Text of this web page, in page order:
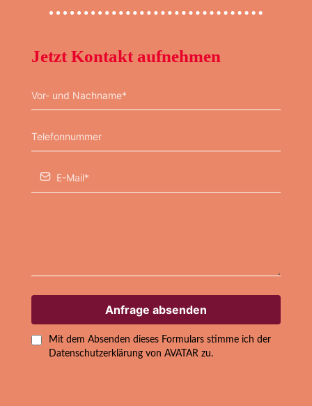
Jetzt Kontakt aufnehmen
Anfrage absenden
Mit dem Absenden dieses Formulars stimme ich der
Datenschutzerklärung von AVATAR zu.